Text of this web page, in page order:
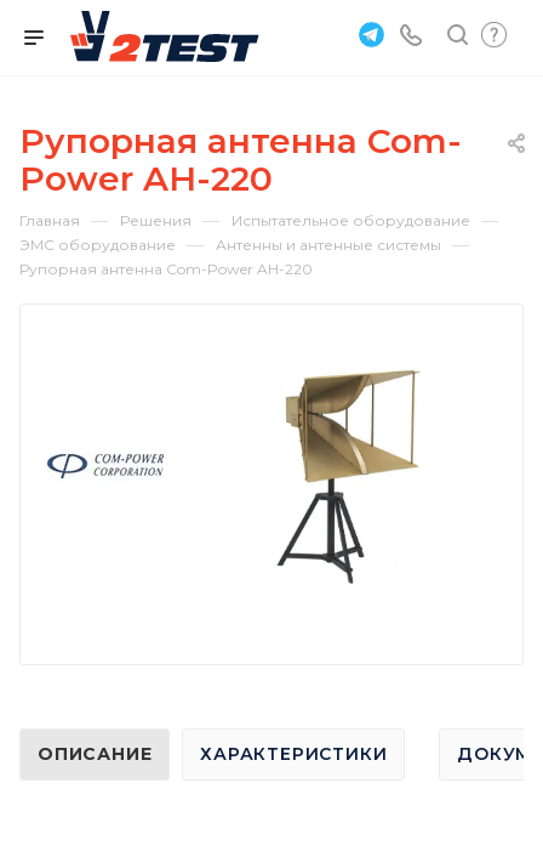
Рупорная антенна Com-
Power AH-220
Главная — Решения — Испытательное оборудование —
ЭМС оборудование — Антенны и антенные системы —
Рупорная антенна Com-Power AH-220
ОПИСАНИЕ ХАРАКТЕРИСТИКИ